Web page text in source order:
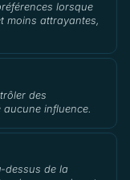
lorsque
moins attrayantes,
des
influence.
dessus de la